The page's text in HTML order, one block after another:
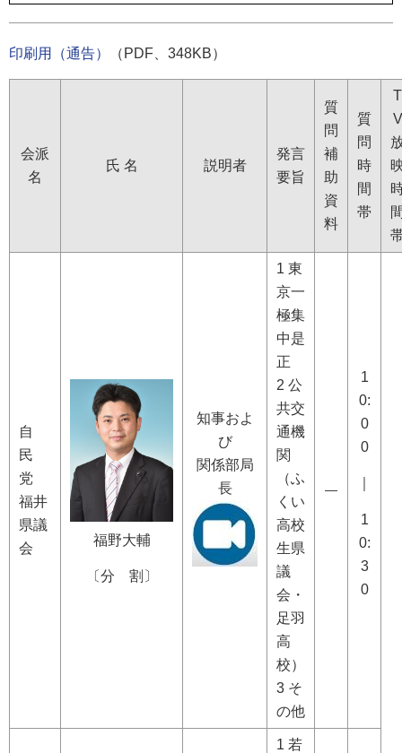
印刷用（通告） （PDF、348KB）
会派
名
氏 名 説明者
発言
要旨
質
問
補
助
資
料
質
問
時
間
帯
T
V
自
民
党
福井
県議
会
福野大輔
〔分 割〕
知事およ
び
関係部局
長
1 東
京一
極集
中是
正
2 公
共交
通機
関
（ふ
くい
高校
生県
議
会・
足羽
高
校）
3 そ
の他
―
1
0:
0
0
1
0:
3
0
1 若